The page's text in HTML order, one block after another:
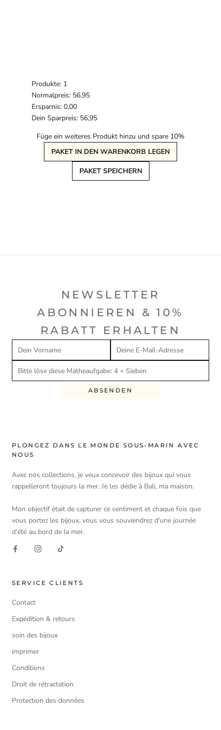
Produkte: 1
Normalpreis: 56,95
Ersparnis: 0,00
Dein Sparpreis: 56,95
Füge ein weiteres Produkt hinzu und spare 10%
PAKET IN DEN WARENKORB LEGEN
PAKET SPEICHERN
NEWSLETTER
ABONNIEREN & 10%
RABATT ERHALTEN
ABSENDEN
PLONGEZ DANS LE MONDE SOUS-MARIN AVEC
NOUS
Avec nos collections, je veux concevoir des bijoux qui vous
rappelleront toujours la mer. Je les dédie à Bali, ma maison.
Mon objectif était de capturer ce sentiment et chaque fois que
vous portez les bijoux, vous vous souviendrez d'une journée
d'été au bord de la mer.
SERVICE CLIENTS
Contact
Expédition & retours
soin des bijoux
imprimer
Conditions
Droit de rétractation
Protection des données